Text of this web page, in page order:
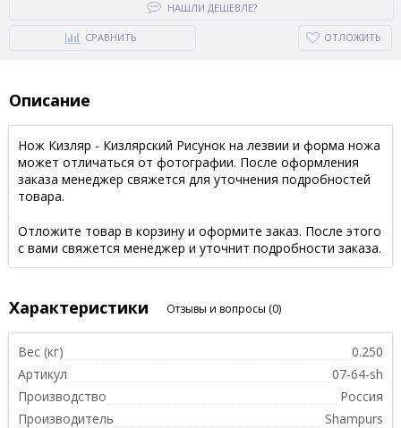
НАШЛИ ДЕШЕВЛЕ?
СРАВНИТЬ ОТЛОЖИТЬ
Описание
Нож Кизляр - Кизлярский Рисунок на лезвии и форма ножа
может отличаться от фотографии. После оформления
заказа менеджер свяжется для уточнения подробностей
товара.
Отложите товар в корзину и оформите заказ. После этого
с вами свяжется менеджер и уточнит подробности заказа.
Характеристики Отзывы и вопросы (0)
Вес (кг)
0.250
Артикул
07-64-sh
Производство
Россия
Производитель
Shampurs